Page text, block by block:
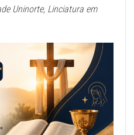
Uninorte, Linciatura em